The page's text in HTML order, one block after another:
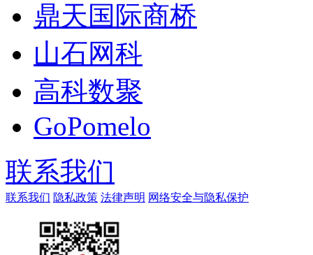
鼎天国际商桥
山石网科
高科数聚
GoPomelo
联系我们
联系我们 隐私政策 法律声明 网络安全与隐私保护